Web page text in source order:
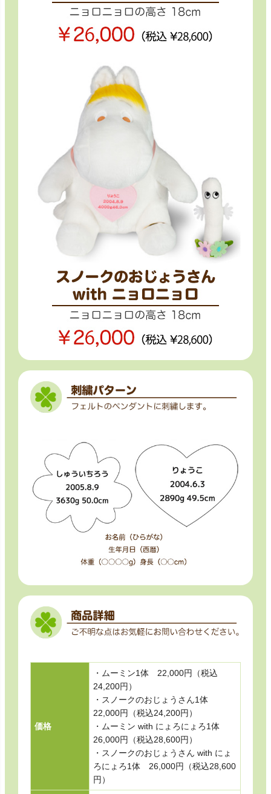
価格
・ムーミン1体 22,000円（税込
24,200円）
・スノークのおじょうさん1体
22,000円（税込24,200円）
・ムーミン with にょろにょろ1体
26,000円（税込28,600円）
・スノークのおじょうさん with にょ
ろにょろ1体 26,000円（税込28,600
円）